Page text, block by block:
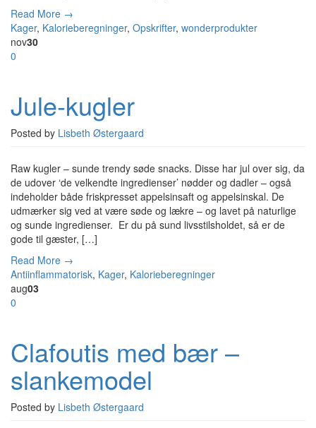
Read More →
Kager, Kalorieberegninger, Opskrifter, wonderprodukter
nov30
0
Jule-kugler
Posted by Lisbeth Østergaard
Raw kugler – sunde trendy søde snacks. Disse har jul over sig, da
de udover ‘de velkendte ingredienser’ nødder og dadler – også
indeholder både friskpresset appelsinsaft og appelsinskal. De
udmærker sig ved at være søde og lækre – og lavet på naturlige
og sunde ingredienser. Er du på sund livsstilsholdet, så er de
gode til gæster, […]
Read More →
Antiinflammatorisk, Kager, Kalorieberegninger
aug03
0
Clafoutis med bær –
slankemodel
Posted by Lisbeth Østergaard